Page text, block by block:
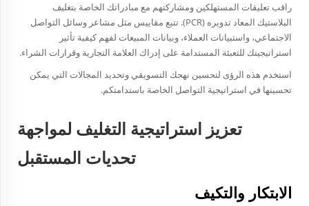
راقب تعليقات المستهلكين ومشاركتهم مع مبادراتك الخاصة بتغليف
البلاستيك المعاد تدويره (PCR). تتبع مقاييس مثل مشاعر وسائل التواصل
الاجتماعي، واستبيانات العملاء، وبيانات المبيعات لفهم كيفية تأثير
استراتيجيتك للتعبئة المستدامة على إدراك العلامة التجارية وقرارات الشراء.
استخدم هذه الرؤى لتحسين نهجك التسويقي وتحديد المجالات التي يمكن
تحسينها في استراتيجية التواصل الخاصة باستدامتكم.
تعزيز استراتيجية التغليف لمواجهة
تحديات المستقبل
الابتكار والتكيف